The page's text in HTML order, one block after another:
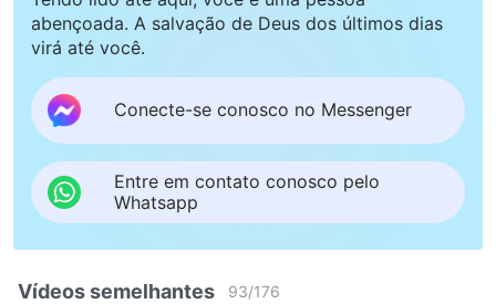
abençoada. A salvação de Deus dos últimos dias
virá até você.
Conecte-se conosco no Messenger
Entre em contato conosco pelo
Whatsapp
Vídeos semelhantes 93/176